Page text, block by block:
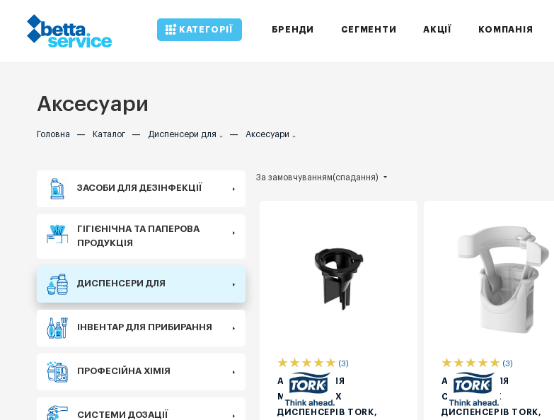
КАТЕГОРІЇ БРЕНДИ СЕГМЕНТИ АКЦІЇ КОМПАНІЯ
Аксесуари
Головна — Каталог — Диспенсери для — Аксесуари
За замовчуванням(спадання)
(3)
АДАПТЕР ДЛЯ
МЕХАНІЧНИХ
ДИСПЕНСЕРІВ ТОRK,
(3)
АДАПТЕР ДЛЯ
СЕНСОРНИХ
ДИСПЕНСЕРІВ ТОRK,
ЗАСОБИ ДЛЯ ДЕЗІНФЕКЦІЇ
ГІГІЄНІЧНА ТА ПАПЕРОВА
ПРОДУКЦІЯ
ДИСПЕНСЕРИ ДЛЯ
ІНВЕНТАР ДЛЯ ПРИБИРАННЯ
ПРОФЕСІЙНА ХІМІЯ
СИСТЕМИ ДОЗАЦІЇ